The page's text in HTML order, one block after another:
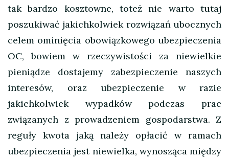
tak bardzo kosztowne, toteż nie warto tutaj
poszukiwać jakichkolwiek rozwiązań ubocznych
celem ominięcia obowiązkowego ubezpieczenia
OC, bowiem w rzeczywistości za niewielkie
pieniądze dostajemy zabezpieczenie naszych
interesów, oraz ubezpieczenie w razie
jakichkolwiek wypadków podczas prac
związanych z prowadzeniem gospodarstwa. Z
reguły kwota jaką należy opłacić w ramach
ubezpieczenia jest niewielka, wynosząca między